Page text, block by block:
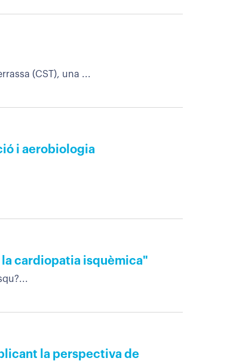
(CST), una ...
i aerobiologia
cardiopatia isquèmica"
la perspectiva de